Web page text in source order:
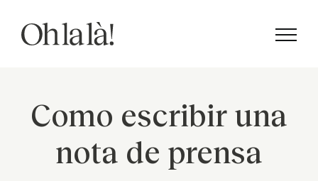
contenido
Como escribir una
nota de prensa